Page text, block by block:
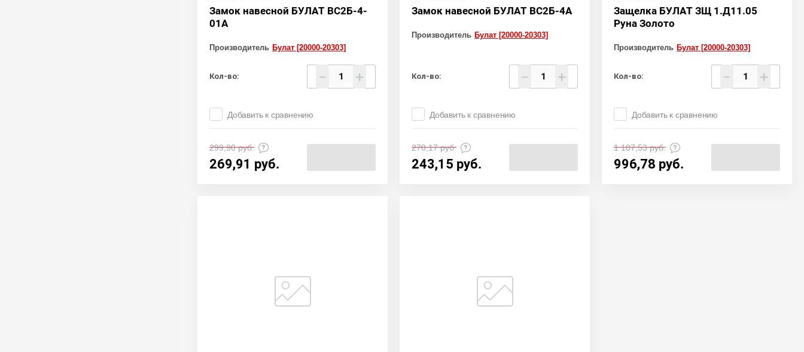
Замок навесной БУЛАТ ВС2Б-4-
01А
Производитель Булат [20000-20303]
Кол-во: − +
Добавить к сравнению
299,90руб.
269,91 руб.
Замок навесной БУЛАТ ВС2Б-4А
Производитель Булат [20000-20303]
Кол-во: − +
Добавить к сравнению
270,17руб.
243,15 руб.
Защелка БУЛАТ ЗЩ 1.Д11.05
Руна Золото
Производитель Булат [20000-20303]
Кол-во: − +
Добавить к сравнению
1 107,53руб.
996,78 руб.